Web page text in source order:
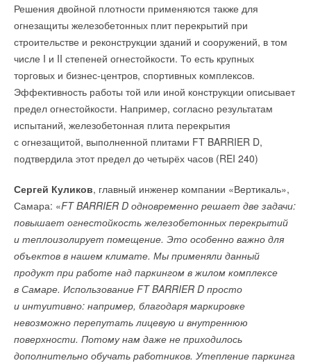
Решения двойной плотности применяются также для
огнезащиты железобетонных плит перекрытий при
строительстве и реконструкции зданий и сооружений, в том
числе I и II степеней огнестойкости. То есть крупных
торговых и бизнес-центров, спортивных комплексов.
Эффективность работы той или иной конструкции описывает
предел огнестойкости. Например, согласно результатам
испытаний, железобетонная плита перекрытия
с огнезащитой, выполненной плитами FT BARRIER D,
подтвердила этот предел до четырёх часов (REI 240)
Сергей Куликов, главный инженер компании «Вертикаль»,
Самара: «FT BARRIER D одновременно решает две задачи:
повышает огнестойкость железобетонных перекрытий
и теплоизолирует помещение. Это особенно важно для
объектов в нашем климате. Мы применяли данный
продукт при работе над паркингом в жилом комплексе
в Самаре. Использование FT BARRIER D просто
и интуитивно: например, благодаря маркировке
невозможно перепутать лицевую и внутреннюю
поверхности. Потому нам даже не приходилось
дополнительно обучать работников. Утепление паркинга